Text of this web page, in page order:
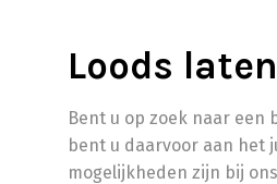
Loods
Bent u op zoek naar een
bent u daarvoor aan het
mogelijkheden zijn bij